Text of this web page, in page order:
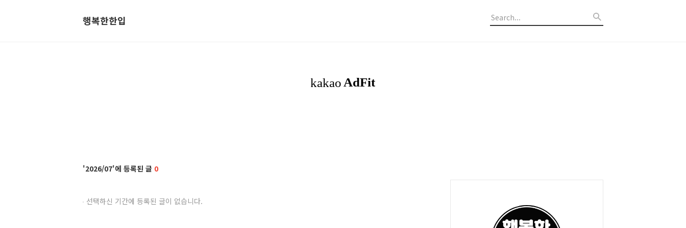
행복한한입
2026/07 0
선택하신 기간에 등록된 글이 없습니다.